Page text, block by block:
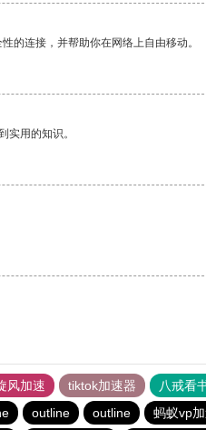
的连接，并帮助你在网络上自由移动。
实用的知识。
风加速 tiktok加速器 八戒看
outline outline 蚂蚁vp